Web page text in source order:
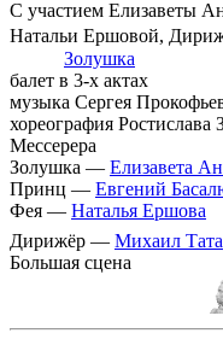
С участием Елизаветы
Натальи Ершовой,
Золушка
балет в 3-х актах
музыка Сергея
хореография
Мессерера
Золушка — Елизавета
Принц — Евгений
Фея — Наталья Ершова
Дирижёр — Михаил
Большая сцена